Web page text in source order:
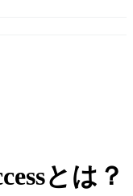
とは？